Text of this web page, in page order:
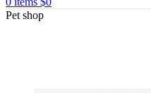
Pet shop